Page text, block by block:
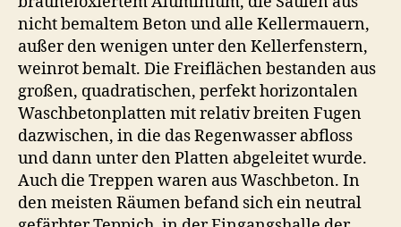
nicht bemaltem Beton und alle Kellermauern,
außer den wenigen unter den Kellerfenstern,
weinrot bemalt. Die Freiflächen bestanden aus
großen, quadratischen, perfekt horizontalen
Waschbetonplatten mit relativ breiten Fugen
dazwischen, in die das Regenwasser abfloss
und dann unter den Platten abgeleitet wurde.
Auch die Treppen waren aus Waschbeton. In
den meisten Räumen befand sich ein neutral